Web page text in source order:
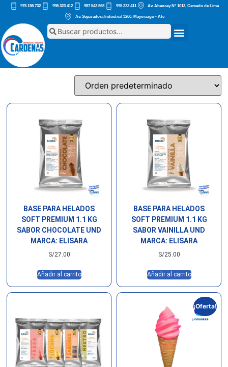
975 155 732 995 323 412 987 543 568 995 323 411 Av. Abancay Nº 1013, Cercado de Lima
Av. Separadora Industrial 3260, Mayorazgo - Ate
BASE PARA HELADOS
SOFT PREMIUM 1.1 KG
SABOR CHOCOLATE UND
MARCA: ELISARA
S/27.00
Añadir al carrito
BASE PARA HELADOS
SOFT PREMIUM 1.1 KG
SABOR VAINILLA UND
MARCA: ELISARA
S/25.00
Añadir al carrito
¡Oferta!